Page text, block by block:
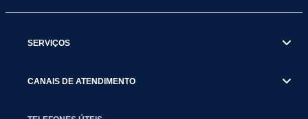
SERVIÇOS
CANAIS DE ATENDIMENTO